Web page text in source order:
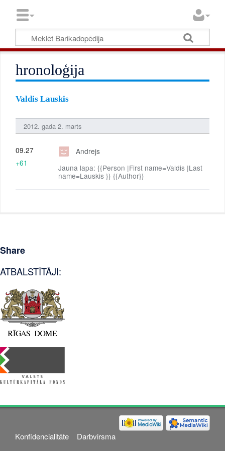
hronoloģija
Valdis Lauskis
2012. gada 2. marts
Andrejs
Jauna lapa: {{Person |First name=Valdis |Last
name=Lauskis }} {{Author}}
09.27
+61
Share
ATBALSTĪTĀJI:
Konfidencialitāte
Darbvirsma